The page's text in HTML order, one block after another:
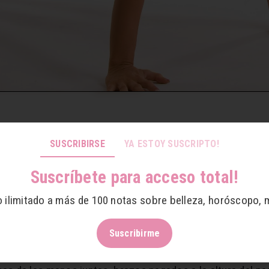
Ejercicios para mantenerlo
muy eficaz es agarrase con cada mano el brazo
Los músculos del pecho se trabajan mucho con esta
SUSCRIBIRSE YA ESTOY SUSCRIPTO!
Suscríbete para acceso total!
ilimitado a más de 100 notas sobre belleza, horóscopo,
Suscribirme